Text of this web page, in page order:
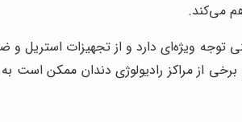
می‌کند.
توجه ویژه‌ای دارد و از تجهیزات استریل و
از مراکز رادیولوژی دندان ممکن است